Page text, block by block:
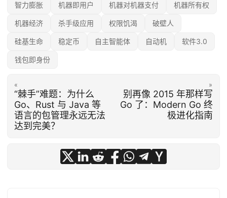
智力膨胀 机器即用户 机器对机器支付 机器所有权
机器经济 杀手级应用 权限饥渴 破壁人
硅基生命 稳定币 自主智能体 自动机 软件3.0
钱包即身份
«
“棘手”难题：为什么
Go、Rust 与 Java 等
语言的包管理永远无法
达到完美？
»
别再像 2015 年那样写
Go 了：Modern Go 终
极进化指南